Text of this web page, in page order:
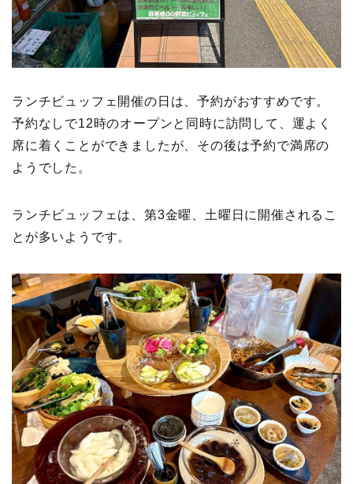
ランチビュッフェ開催の日は、予約がおすすめです。
予約なしで12時のオープンと同時に訪問して、運よく
席に着くことができましたが、その後は予約で満席の
ようでした。
ランチビュッフェは、第3金曜、土曜日に開催されるこ
とが多いようです。